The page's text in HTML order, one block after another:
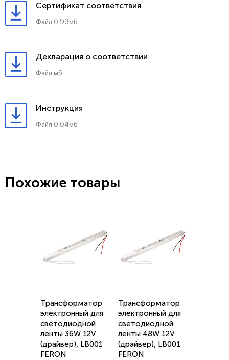
Сертификат соответствия
Файл 0.99мб.
Декларация о соответствии
Файл мб.
Инструкция
Файл 0.04мб.
Похожие товары
Трансформатор
электронный для
светодиодной
ленты 36W 12V
(драйвер), LB001
FERON
Трансформатор
электронный для
светодиодной
ленты 48W 12V
(драйвер), LB001
FERON